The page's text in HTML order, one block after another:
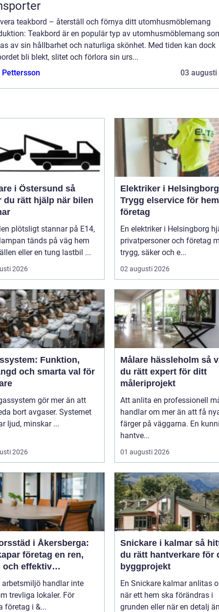
teakbord – återställ och förnya ditt utomhusmöblemang
Teakbord är en populär typ av utomhusmöblemang
av sin hållbarhet och naturliga skönhet. Med tiden kan dock
bli blekt, slitet och förlora sin urs...
03 augusti
i Östersund så
du rätt hjälp när bilen
plötsligt stannar på E14,
tänds på väg hem
eller en tung lastbil ...
2026
Elektriker i
Trygg elservice för
företag
En elektriker i Helsingborg
privatpersoner och företag
trygg, säker och e...
02 augusti 2026
Funktion,
och smarta val för
gör mer än att
bort avgaser. Systemet
ljud, minskar ...
2026
Målare hässleholm så väljer
du rätt expert för ditt
måleriprojekt
Att anlita en professionell
handlar om mer än att få
färger på väggarna. En
hantve...
01 augusti 2026
i Åkersberga:
företag en ren,
och effektiv
arbetsmiljö handlar inte
trevliga lokaler. För
företag i &...
Snickare i kalmar så hittar
du rätt hantverkare för
byggprojekt
En Snickare kalmar anlitas
när ett hem ska förändras i
grunden eller när en detalj äntligen